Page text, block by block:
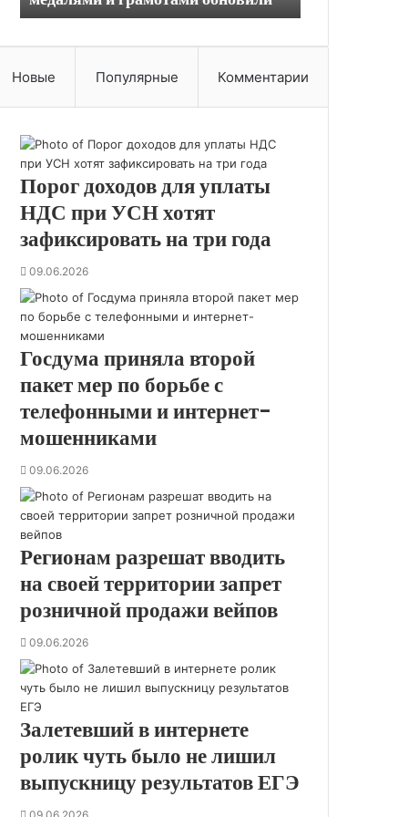
р
д
и
и
м
е
д
а
б
о
т
н
и
к
о
в
е
о
м
с
т
в
н
н
м
и
м
е
д
л
я
Новые Популярные Комментарии
Порог доходов для уплаты
НДС при УСН хотят
зафиксировать на три года
09.06.2026
Госдума приняла второй
пакет мер по борьбе с
телефонными и интернет-
мошенниками
09.06.2026
Регионам разрешат вводить
на своей территории запрет
розничной продажи вейпов
09.06.2026
Залетевший в интернете
ролик чуть было не лишил
выпускницу результатов ЕГЭ